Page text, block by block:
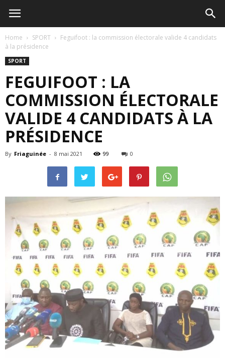
Home SPORT
Feguifoot : la commission électorale valide 4 candidats
à la présidence
SPORT
FEGUIFOOT : LA
COMMISSION ÉLECTORALE
VALIDE 4 CANDIDATS À LA
PRÉSIDENCE
By Friaguinée - 8 mai 2021 99 0